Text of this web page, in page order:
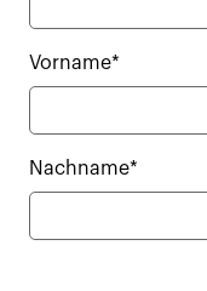
Vorname*
Nachname*